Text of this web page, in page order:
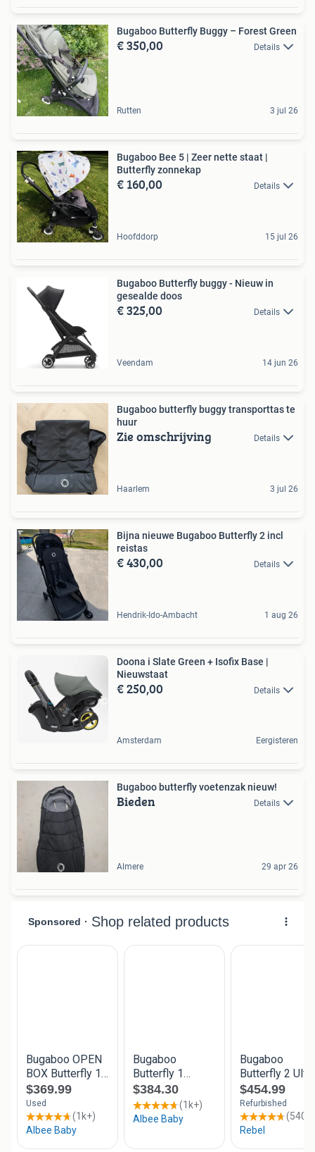
Bugaboo Butterfly Buggy – Forest Green
€ 350,00 Details
Rutten 3 jul 26
Bugaboo Bee 5 | Zeer nette staat |
Butterfly zonnekap
€ 160,00 Details
Hoofddorp 15 jul 26
Bugaboo Butterfly buggy - Nieuw in
gesealde doos
€ 325,00 Details
Veendam 14 jun 26
Bugaboo butterfly buggy transporttas te
huur
Zie omschrijving Details
Haarlem 3 jul 26
Bijna nieuwe Bugaboo Butterfly 2 incl
reistas
€ 430,00 Details
Hendrik-Ido-Ambacht 1 aug 26
Doona i Slate Green + Isofix Base |
Nieuwstaat
€ 250,00 Details
Amsterdam Eergisteren
Bugaboo butterfly voetenzak nieuw!
Bieden Details
Almere 29 apr 26